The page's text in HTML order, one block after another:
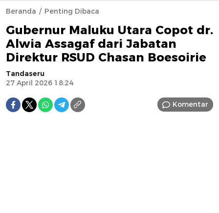
Beranda Penting Dibaca
Gubernur Maluku Utara Copot dr.
Alwia Assagaf dari Jabatan
Direktur RSUD Chasan Boesoirie
Tandaseru
27 April 2026 18:24
Komentar